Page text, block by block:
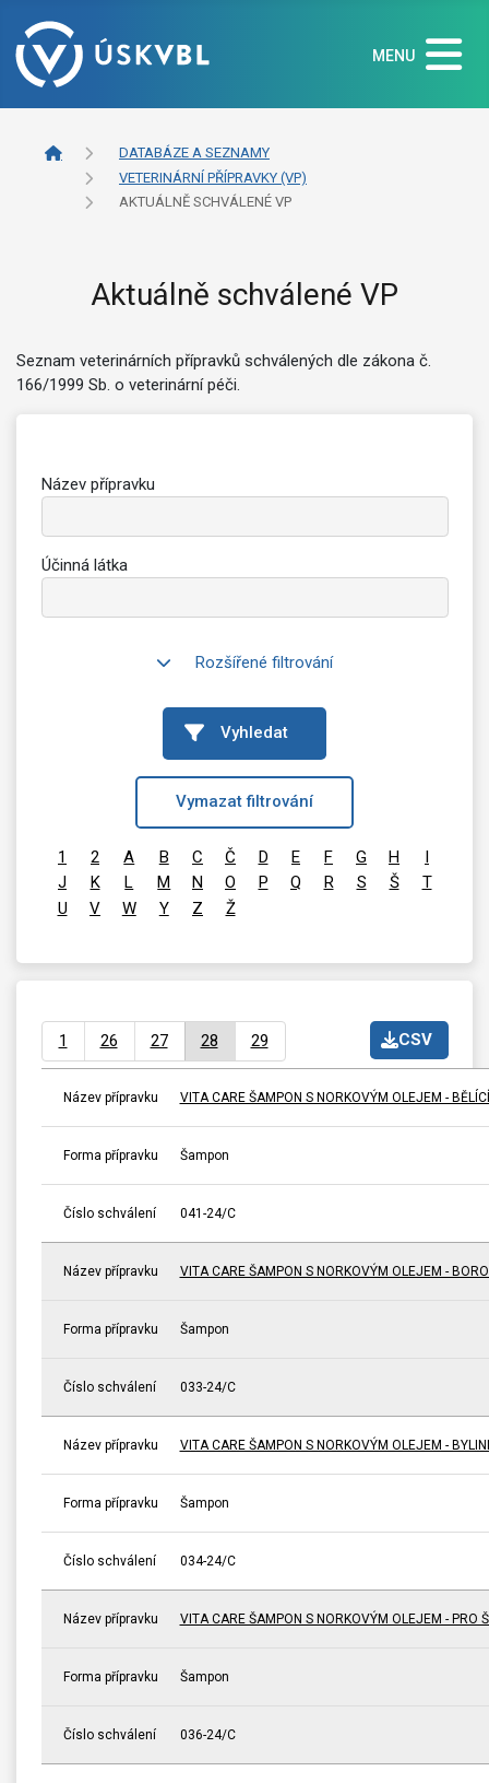
MENU
DATABÁZE A SEZNAMY
VETERINÁRNÍ PŘÍPRAVKY (VP)
AKTUÁLNĚ SCHVÁLENÉ VP
Aktuálně schválené VP
Seznam veterinárních přípravků schválených dle zákona č.
166/1999 Sb. o veterinární péči.
Název přípravku
Účinná látka
Rozšířené filtrování
Vyhledat
Vymazat filtrování
1 2 A B C Č D E F G H
I
J
K L M N O P Q R S Š
T
U
V W Y Z Ž
CSV
1 26 27 28 29
Název přípravku VITA CARE ŠAMPON S NORKOVÝM OLEJEM - BĚLÍCÍ
Forma přípravku Šampon
Číslo schválení 041-24/C
Název přípravku VITA CARE ŠAMPON S NORKOVÝM OLEJEM -
Forma přípravku Šampon
Číslo schválení 033-24/C
Název přípravku VITA CARE ŠAMPON S NORKOVÝM OLEJEM -
Forma přípravku Šampon
Číslo schválení 034-24/C
Název přípravku VITA CARE ŠAMPON S NORKOVÝM OLEJEM - PRO
Forma přípravku Šampon
Číslo schválení 036-24/C